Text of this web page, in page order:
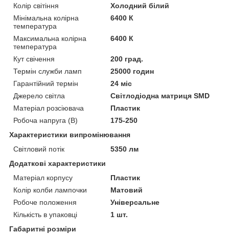
Колір світіння
Холодний білий
Мінімальна колірна
температура
6400 К
Максимальна колірна
температура
6400 К
Кут свічення
200 град.
Термін служби ламп
25000 годин
Гарантійний термін
24 міс
Джерело світла
Світлодіодна матриця SMD
Матеріал розсіювача
Пластик
Робоча напруга (В)
175-250
Характеристики випромінювання
Світловий потік
5350 лм
Додаткові характеристики
Матеріал корпусу
Пластик
Колір колби лампочки
Матовий
Робоче положення
Універсальне
Кількість в упаковці
1 шт.
Габаритні розміри